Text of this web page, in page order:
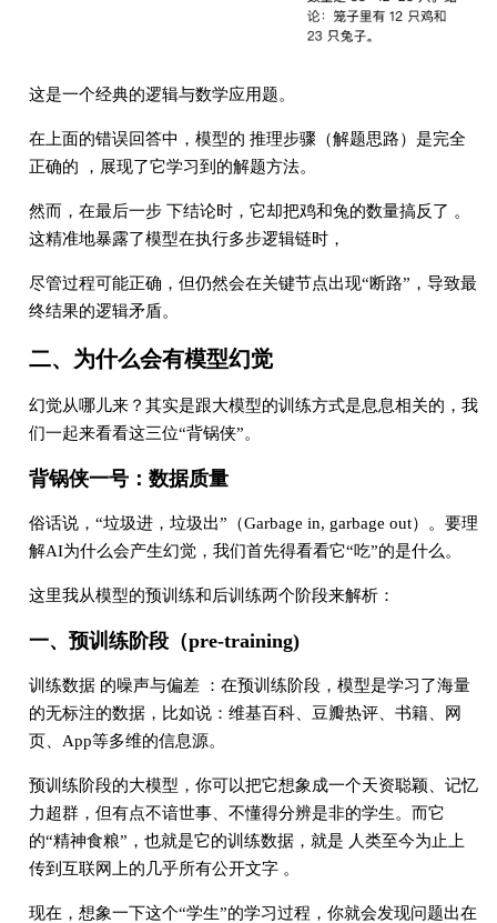
这是一个经典的逻辑与数学应用题。
在上面的错误回答中，模型的 推理步骤（解题思路）是完全
正确的 ，展现了它学习到的解题方法。
然而，在最后一步 下结论时，它却把鸡和兔的数量搞反了 。
这精准地暴露了模型在执行多步逻辑链时，
尽管过程可能正确，但仍然会在关键节点出现“断路”，导致最
终结果的逻辑矛盾。
二、为什么会有模型幻觉
幻觉从哪儿来？其实是跟大模型的训练方式是息息相关的，我
们一起来看看这三位“背锅侠”。
背锅侠一号：数据质量
俗话说，“垃圾进，垃圾出”（Garbage in, garbage out）。要理
解AI为什么会产生幻觉，我们首先得看看它“吃”的是什么。
这里我从模型的预训练和后训练两个阶段来解析：
一、预训练阶段（pre-training)
训练数据 的噪声与偏差 ：在预训练阶段，模型是学习了海量
的无标注的数据，比如说：维基百科、豆瓣热评、书籍、网
页、App等多维的信息源。
预训练阶段的大模型，你可以把它想象成一个天资聪颖、记忆
力超群，但有点不谙世事、不懂得分辨是非的学生。而它
的“精神食粮”，也就是它的训练数据，就是 人类至今为止上
传到互联网上的几乎所有公开文字 。
现在，想象一下这个“学生”的学习过程，你就会发现问题出在